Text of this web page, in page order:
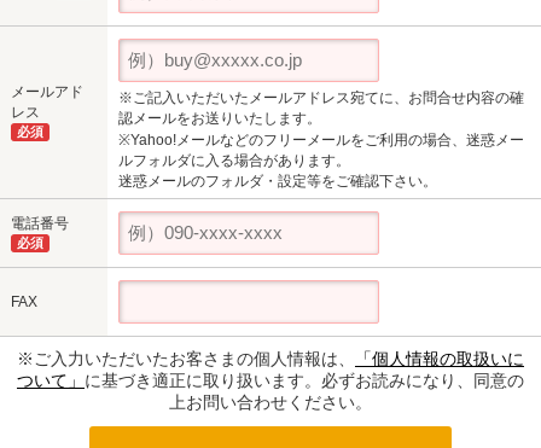
メールアド
レス
必須
※ご記入いただいたメールアドレス宛てに、お問合せ内容の確
認メールをお送りいたします。
※Yahoo!メールなどのフリーメールをご利用の場合、迷惑メー
ルフォルダに入る場合があります。
迷惑メールのフォルダ・設定等をご確認下さい。
電話番号
必須
FAX
※ご入力いただいたお客さまの個人情報は、
「個人情報の取扱いに
ついて」 に基づき適正に取り扱います。必ずお読みになり、同意の
上お問い合わせください。